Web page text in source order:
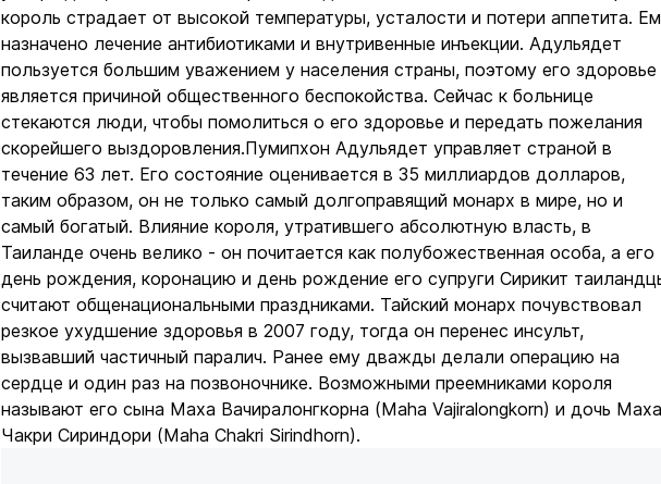
король страдает от высокой температуры, усталости и потери аппетита.
назначено лечение антибиотиками и внутривенные инъекции. Адульядет
пользуется большим уважением у населения страны, поэтому его здоровье
является причиной общественного беспокойства. Сейчас к больнице
стекаются люди, чтобы помолиться о его здоровье и передать пожелания
скорейшего выздоровления.Пумипхон Адульядет управляет страной в
течение 63 лет. Его состояние оценивается в 35 миллиардов долларов,
таким образом, он не только самый долгоправящий монарх в мире, но и
самый богатый. Влияние короля, утратившего абсолютную власть, в
Таиланде очень велико - он почитается как полубожественная особа, а его
день рождения, коронацию и день рождение его супруги Сирикит
считают общенациональными праздниками. Тайский монарх почувствовал
резкое ухудшение здоровья в 2007 году, тогда он перенес инсульт,
вызвавший частичный паралич. Ранее ему дважды делали операцию на
сердце и один раз на позвоночнике. Возможными преемниками короля
называют его сына Маха Вачиралонгкорна (Maha Vajiralongkorn) и дочь Маха
Чакри Сириндори (Maha Chakri Sirindhorn).